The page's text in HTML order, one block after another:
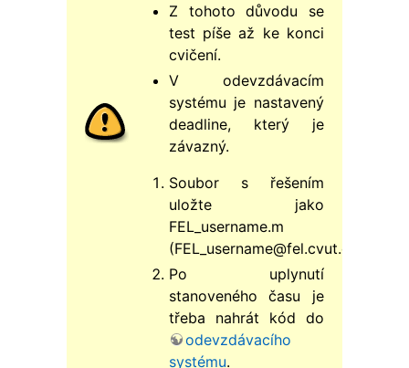
Z tohoto důvodu se
test píše až ke konci
cvičení.
V odevzdávacím
systému je nastavený
deadline, který je
závazný.
Soubor s řešením
uložte jako
FEL_username.m
(FEL_username@fel.cvut.cz).
Po uplynutí
stanoveného času je
třeba nahrát kód do
odevzdávacího
systému.